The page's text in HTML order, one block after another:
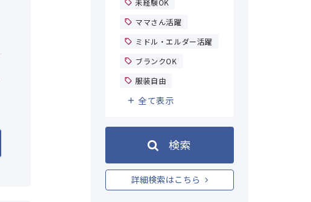
未経験OK
ママさん活躍
ミドル・エルダー活躍
ブランクOK
服装自由
全て表示
検索
詳細検索はこちら